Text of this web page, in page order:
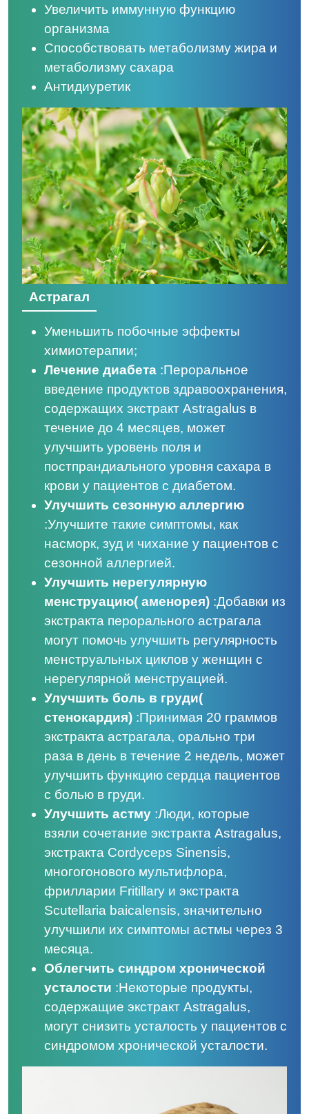
Увеличить иммунную функцию
организма
Способствовать метаболизму жира и
метаболизму сахара
Антидиуретик
Астрагал
Уменьшить побочные эффекты
химиотерапии;
Лечение диабета :Пероральное
введение продуктов здравоохранения,
содержащих экстракт Astragalus в
течение до 4 месяцев, может
улучшить уровень поля и
постпрандиального уровня сахара в
крови у пациентов с диабетом.
Улучшить сезонную аллергию
:Улучшите такие симптомы, как
насморк, зуд и чихание у пациентов с
сезонной аллергией.
Улучшить нерегулярную
менструацию( аменорея) :Добавки из
экстракта перорального астрагала
могут помочь улучшить регулярность
менструальных циклов у женщин с
нерегулярной менструацией.
Улучшить боль в груди(
стенокардия) :Принимая 20 граммов
экстракта астрагала, орально три
раза в день в течение 2 недель, может
улучшить функцию сердца пациентов
с болью в груди.
Улучшить астму :Люди, которые
взяли сочетание экстракта Astragalus,
экстракта Cordyceps Sinensis,
многогонового мультифлора,
фрилларии Fritillary и экстракта
Scutellaria baicalensis, значительно
улучшили их симптомы астмы через 3
месяца.
Облегчить синдром хронической
усталости :Некоторые продукты,
содержащие экстракт Astragalus,
могут снизить усталость у пациентов с
синдромом хронической усталости.